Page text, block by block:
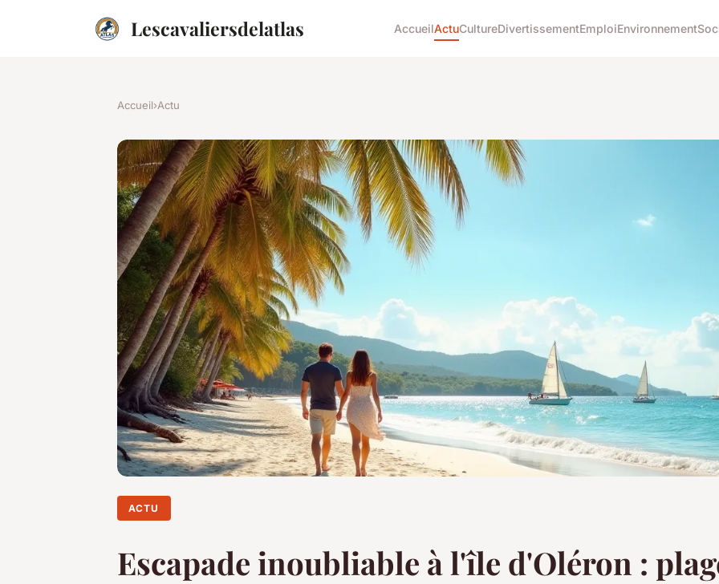
Lescavaliersdelatlas AccueilActuCultureDivertissementEmploiEnvironnement
Accueil›Actu
ACTU
Escapade inoubliable à l'île d'Oléron :